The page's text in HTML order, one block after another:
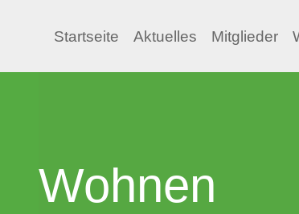
Startseite Aktuelles Mitglieder
Wohnen